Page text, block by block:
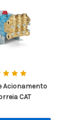
Acionamento
CAT